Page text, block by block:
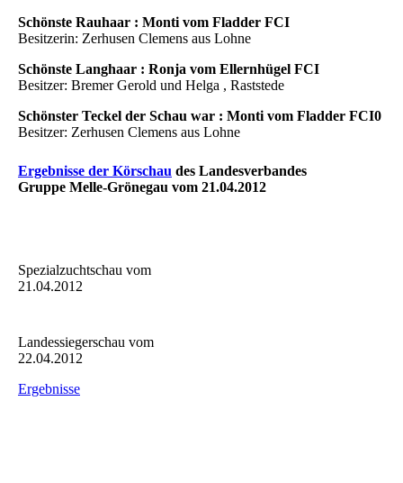
Schönste Rauhaar : Monti vom Fladder FCI
Besitzerin: Zerhusen Clemens aus Lohne
Schönste Langhaar : Ronja vom Ellernhügel FCI
Besitzer: Bremer Gerold und Helga , Raststede
Schönster Teckel der Schau war : Monti vom Fladder FCI0
Besitzer: Zerhusen Clemens aus Lohne
Ergebnisse der Körschau des Landesverbandes
Gruppe Melle-Grönegau vom 21.04.2012
Spezialzuchtschau vom
21.04.2012
Landessiegerschau vom
22.04.2012
Ergebnisse